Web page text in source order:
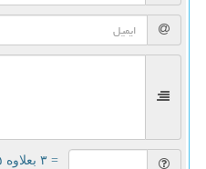
= ۳ بعلاوه ۵